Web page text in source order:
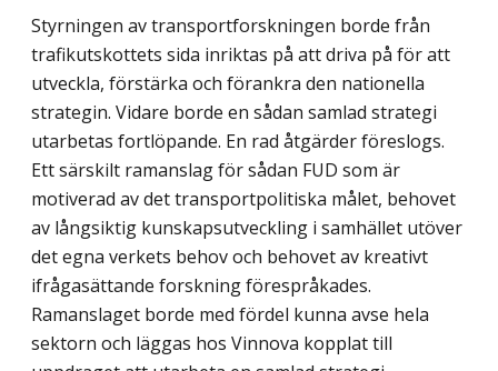
Styrningen av transportforskningen borde från
trafikutskottets sida inriktas på att driva på för att
utveckla, förstärka och förankra den nationella
strategin. Vidare borde en sådan samlad strategi
utarbetas fortlöpande. En rad åtgärder föreslogs.
Ett särskilt ramanslag för sådan FUD som är
motiverad av det transportpolitiska målet, behovet
av långsiktig kunskapsutveckling i samhället utöver
det egna verkets behov och behovet av kreativt
ifrågasättande forskning förespråkades.
Ramanslaget borde med fördel kunna avse hela
sektorn och läggas hos Vinnova kopplat till